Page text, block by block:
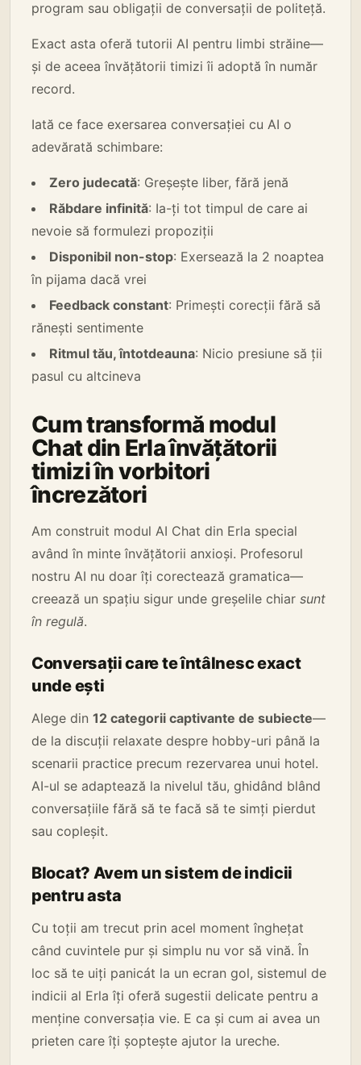
program sau obligații de conversații de politeță.
Exact asta oferă tutorii AI pentru limbi străine—
și de aceea învățătorii timizi îi adoptă în număr
record.
Iată ce face exersarea conversației cu AI o
adevărată schimbare:
Zero judecată: Greșește liber, fără jenă
Răbdare infinită: Ia-ți tot timpul de care ai
nevoie să formulezi propoziții
Disponibil non-stop: Exersează la 2 noaptea
în pijama dacă vrei
Feedback constant: Primești corecții fără să
rănești sentimente
Ritmul tău, întotdeauna: Nicio presiune să ții
pasul cu altcineva
Cum transformă modul
Chat din Erla învățătorii
timizi în vorbitori
încrezători
Am construit modul AI Chat din Erla special
având în minte învățătorii anxioși. Profesorul
nostru AI nu doar îți corectează gramatica—
creează un spațiu sigur unde greșelile chiar sunt
în regulă.
Conversații care te întâlnesc exact
unde ești
Alege din 12 categorii captivante de subiecte—
de la discuții relaxate despre hobby-uri până la
scenarii practice precum rezervarea unui hotel.
AI-ul se adaptează la nivelul tău, ghidând blând
conversațiile fără să te facă să te simți pierdut
sau copleșit.
Blocat? Avem un sistem de indicii
pentru asta
Cu toții am trecut prin acel moment înghețat
când cuvintele pur și simplu nu vor să vină. În
loc să te uiți panicát la un ecran gol, sistemul de
indicii al Erla îți oferă sugestii delicate pentru a
menține conversația vie. E ca și cum ai avea un
prieten care îți șoptește ajutor la ureche.